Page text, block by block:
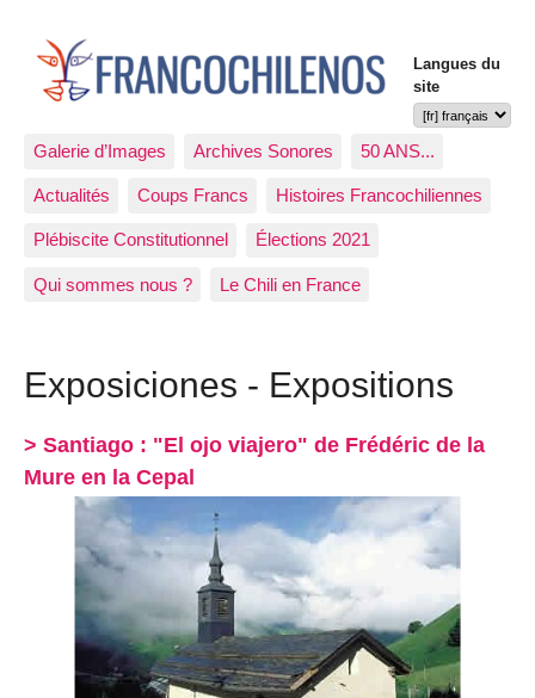
Langues du
site
Galerie d’Images Archives Sonores 50 ANS...
Actualités Coups Francs Histoires Francochiliennes
Plébiscite Constitutionnel Élections 2021
Qui sommes nous ? Le Chili en France
Exposiciones - Expositions
> Santiago : "El ojo viajero" de Frédéric de la
Mure en la Cepal